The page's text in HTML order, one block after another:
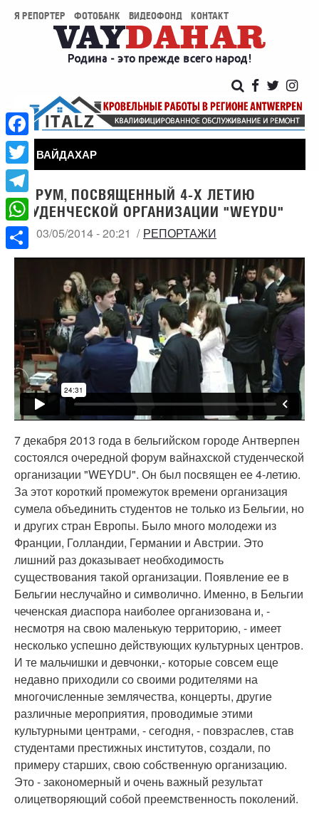
Я РЕПОРТЕР ФОТОБАНК ВИДЕОФОНД КОНТАКТ
ВАЙДАХАР
ФОРУМ, ПОСВЯЩЕННЫЙ 4-Х ЛЕТИЮ
СТУДЕНЧЕСКОЙ ОРГАНИЗАЦИИ "WEYDU"
СР, 03/05/2014 - 20:21 РЕПОРТАЖИ
7 декабря 2013 года в бельгийском городе Антверпен
состоялся очередной форум вайнахской студенческой
организации "WEYDU". Он был посвящен ее 4-летию.
За этот короткий промежуток времени организация
сумела объединить студентов не только из Бельгии, но
и других стран Европы. Было много молодежи из
Франции, Голландии, Германии и Австрии. Это
лишний раз доказывает необходимость
существования такой организации. Появление ее в
Бельгии неслучайно и символично. Именно, в Бельгии
чеченская диаспора наиболее организована и, -
несмотря на свою маленькую территорию, - имеет
несколько успешно действующих культурных центров.
И те мальчишки и девчонки,- которые совсем еще
недавно приходили со своими родителями на
многочисленные землячества, концерты, другие
различные мероприятия, проводимые этими
культурными центрами, - сегодня, - повзраслев, став
студентами престижных институтов, создали, по
примеру старших, свою собственную организацию.
Это - закономерный и очень важный результат
олицетворяющий собой преемственность поколений.
Facebook
Twitter
Telegram
WhatsApp
Share